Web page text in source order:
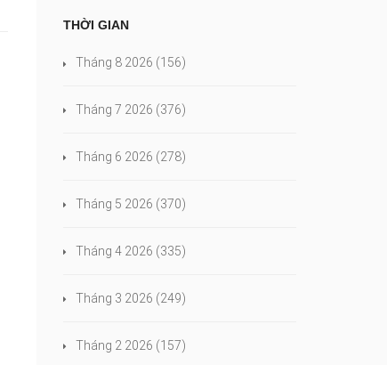
THỜI GIAN
Tháng 8 2026 (156)
Tháng 7 2026 (376)
Tháng 6 2026 (278)
Tháng 5 2026 (370)
Tháng 4 2026 (335)
Tháng 3 2026 (249)
Tháng 2 2026 (157)